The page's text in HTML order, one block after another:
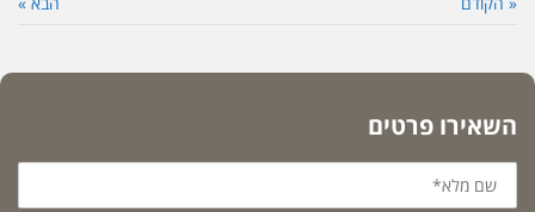
השאירו פרטים
שם
מלא*